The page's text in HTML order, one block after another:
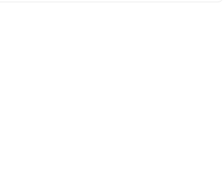
が目安です。なるべくお早めにお召